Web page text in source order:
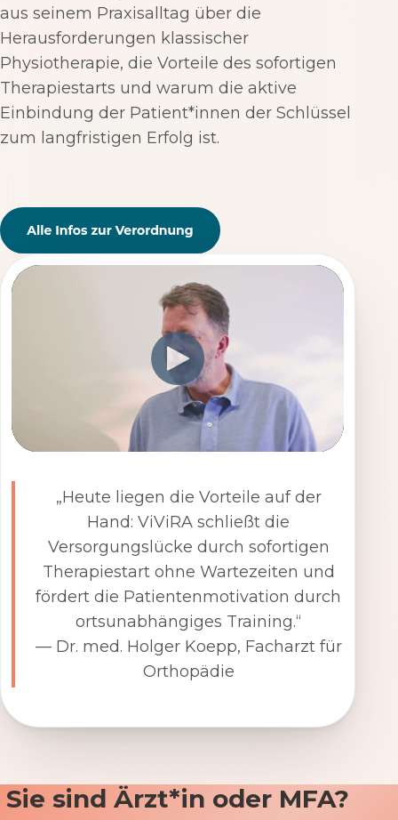
aus seinem Praxisalltag über die
Herausforderungen klassischer
Physiotherapie, die Vorteile des sofortigen
Therapiestarts und warum die aktive
Einbindung der Patient*innen der Schlüssel
zum langfristigen Erfolg ist.
„Heute liegen die Vorteile auf der
Hand: ViViRA schließt die
Versorgungslücke durch sofortigen
Therapiestart ohne Wartezeiten und
fördert die Patientenmotivation durch
ortsunabhängiges Training.“
— Dr. med. Holger Koepp, Facharzt für
Orthopädie
Sie sind Ärzt*in oder MFA?